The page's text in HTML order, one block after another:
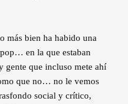
más bien ha habido una
en la que estaban
que incluso mete ahí
que no… no le vemos
social y crítico,